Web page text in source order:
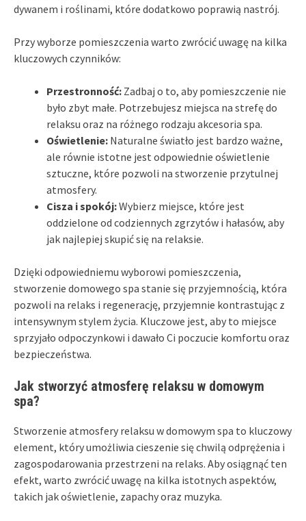
dywanem i roślinami, które dodatkowo poprawią nastrój.
Przy wyborze pomieszczenia warto zwrócić uwagę na kilka
kluczowych czynników:
Przestronność: Zadbaj o to, aby pomieszczenie nie
było zbyt małe. Potrzebujesz miejsca na strefę do
relaksu oraz na różnego rodzaju akcesoria spa.
Oświetlenie: Naturalne światło jest bardzo ważne,
ale równie istotne jest odpowiednie oświetlenie
sztuczne, które pozwoli na stworzenie przytulnej
atmosfery.
Cisza i spokój:Wybierz miejsce, które jest
oddzielone od codziennych zgrzytów i hałasów, aby
jak najlepiej skupić się na relaksie.
Dzięki odpowiedniemu wyborowi pomieszczenia,
stworzenie domowego spa stanie się przyjemnością, która
pozwoli na relaks i regenerację, przyjemnie kontrastując z
intensywnym stylem życia. Kluczowe jest, aby to miejsce
sprzyjało odpoczynkowi i dawało Ci poczucie komfortu oraz
bezpieczeństwa.
Jak stworzyć atmosferę relaksu w domowym
spa?
Stworzenie atmosfery relaksu w domowym spa to kluczowy
element, który umożliwia cieszenie się chwilą odprężenia i
zagospodarowania przestrzeni na relaks. Aby osiągnąć ten
efekt, warto zwrócić uwagę na kilka istotnych aspektów,
takich jak oświetlenie, zapachy oraz muzyka.